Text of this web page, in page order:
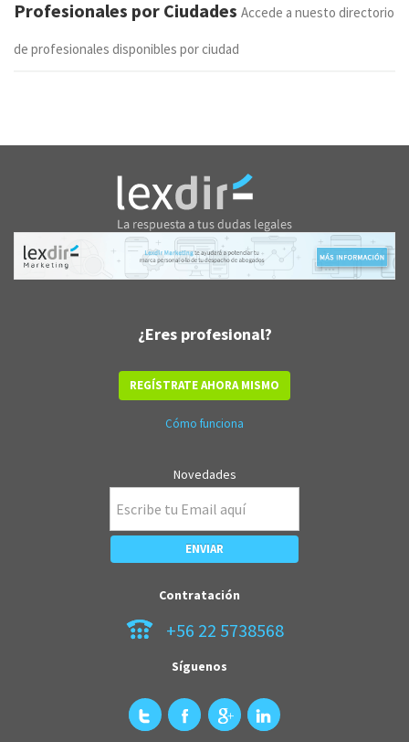
Profesionales por Ciudades Accede a nuesto directorio
de profesionales disponibles por ciudad
¿Eres profesional?
REGÍSTRATE AHORA MISMO
Cómo funciona
Novedades
Contratación
+56 22 5738568
Síguenos